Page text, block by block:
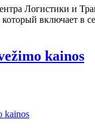
Логистики и
включает в
kainos